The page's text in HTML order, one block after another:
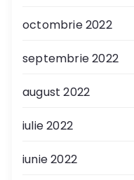
octombrie 2022
septembrie 2022
august 2022
iulie 2022
iunie 2022